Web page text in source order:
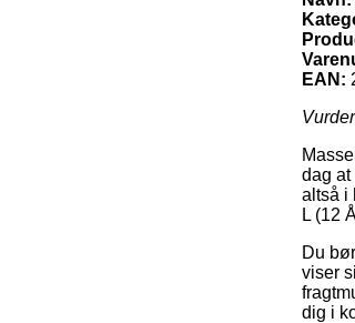
EAN:
dag at
altså i
L (12
Du
viser
dig i